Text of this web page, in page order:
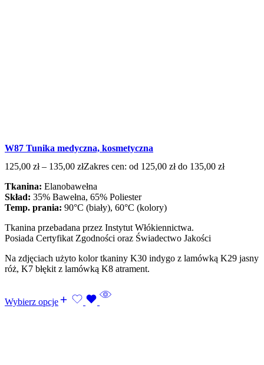
W87 Tunika medyczna, kosmetyczna
125,00 zł – 135,00 złZakres cen: od 125,00 zł do 135,00 zł
Tkanina: Elanobawełna
Skład: 35% Bawełna, 65% Poliester
Temp. prania: 90°C (biały), 60°C (kolory)
Tkanina przebadana przez Instytut Włókiennictwa.
Posiada Certyfikat Zgodności oraz Świadectwo Jakości
Na zdjęciach użyto kolor tkaniny K30 indygo z lamówką K29 jasny
róż, K7 błękit z lamówką K8 atrament.
Wybierz opcje